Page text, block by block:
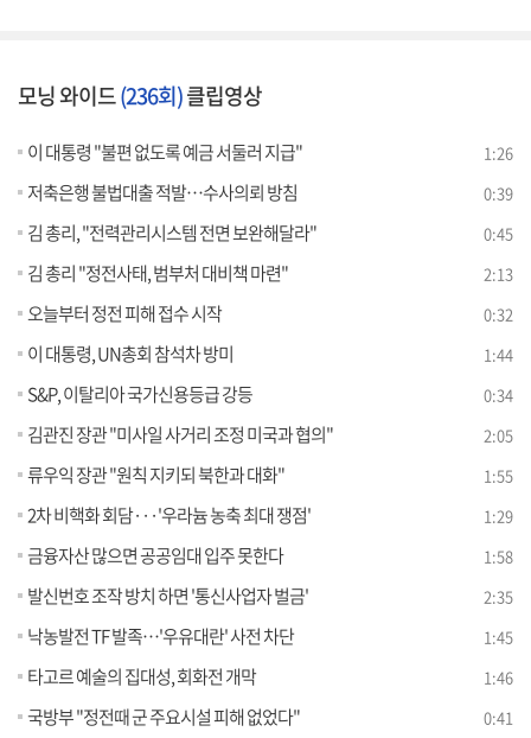
모닝 와이드(236회)클립영상
이 대통령 "불편 없도록 예금 서둘러 지급" 1:26
저축은행 불법대출 적발…수사의뢰 방침 0:39
김 총리, "전력관리시스템 전면 보완해달라" 0:45
김 총리 "정전사태, 범부처 대비책 마련" 2:13
오늘부터 정전 피해 접수 시작 0:32
이 대통령, UN총회 참석차 방미 1:44
S&P, 이탈리아 국가신용등급 강등 0:34
김관진 장관 "미사일 사거리 조정 미국과 협의" 2:05
류우익 장관 "원칙 지키되 북한과 대화" 1:55
2차 비핵화 회담···'우라늄 농축 최대 쟁점' 1:29
금융자산 많으면 공공임대 입주 못한다 1:58
발신번호 조작 방치 하면 '통신사업자 벌금' 2:35
낙농발전 TF 발족…'우유대란' 사전 차단 1:45
타고르 예술의 집대성, 회화전 개막 1:46
국방부 "정전때 군 주요시설 피해 없었다" 0:41